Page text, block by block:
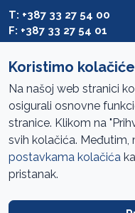
T: +387 33 27 54 00
F: +387 33 27 54 01
Pristup informacijama
Mapa sajta
Oglasi
Koristimo
Na našoj web stranici
osigurali osnovne
stranice. Klikom na
svih kolačića.
postavkama kolačića
pristanak.